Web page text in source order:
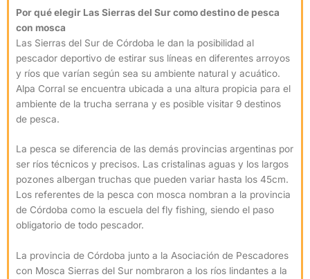
Por qué elegir Las Sierras del Sur como destino de pesca
con mosca
Las Sierras del Sur de Córdoba le dan la posibilidad al
pescador deportivo de estirar sus líneas en diferentes arroyos
y ríos que varían según sea su ambiente natural y acuático.
Alpa Corral se encuentra ubicada a una altura propicia para el
ambiente de la trucha serrana y es posible visitar 9 destinos
de pesca.
La pesca se diferencia de las demás provincias argentinas por
ser ríos técnicos y precisos. Las cristalinas aguas y los largos
pozones albergan truchas que pueden variar hasta los 45cm.
Los referentes de la pesca con mosca nombran a la provincia
de Córdoba como la escuela del fly fishing, siendo el paso
obligatorio de todo pescador.
La provincia de Córdoba junto a la Asociación de Pescadores
con Mosca Sierras del Sur nombraron a los ríos lindantes a la